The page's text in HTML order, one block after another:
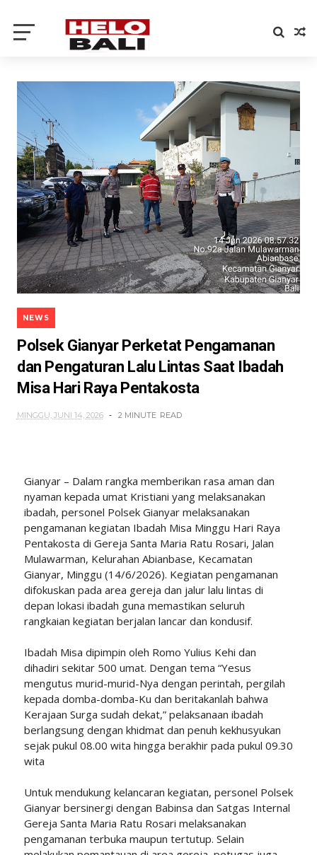
NEWS
Polsek Gianyar Perketat Pengamanan
dan Pengaturan Lalu Lintas Saat Ibadah
Misa Hari Raya Pentakosta
MINGGU, JUNI 14, 2026 2 MINUTE READ
Gianyar – Dalam rangka memberikan rasa aman dan
nyaman kepada umat Kristiani yang melaksanakan
ibadah, personel Polsek Gianyar melaksanakan
pengamanan kegiatan Ibadah Misa Minggu Hari Raya
Pentakosta di Gereja Santa Maria Ratu Rosari, Jalan
Mulawarman, Kelurahan Abianbase, Kecamatan
Gianyar, Minggu (14/6/2026). Kegiatan pengamanan
difokuskan pada area gereja dan jalur lalu lintas di
depan lokasi ibadah guna memastikan seluruh
rangkaian kegiatan berjalan lancar dan kondusif.
Ibadah Misa dipimpin oleh Romo Yulius Kehi dan
dihadiri sekitar 500 umat. Dengan tema “Yesus
mengutus murid-murid-Nya dengan perintah, pergilah
kepada domba-domba-Ku dan beritakanlah bahwa
Kerajaan Surga sudah dekat,” pelaksanaan ibadah
berlangsung dengan khidmat dan penuh kekhusyukan
sejak pukul 08.00 wita hingga berakhir pada pukul 09.30
wita
Untuk mendukung kelancaran kegiatan, personel Polsek
Gianyar bersinergi dengan Babinsa dan Satgas Internal
Gereja Santa Maria Ratu Rosari melaksanakan
pengamanan terbuka maupun tertutup. Selain